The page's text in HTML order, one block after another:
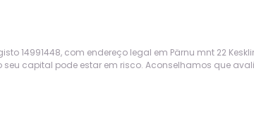
14991448, com endereço legal em Pärnu mnt 22
capital pode estar em risco. Aconselhamos que